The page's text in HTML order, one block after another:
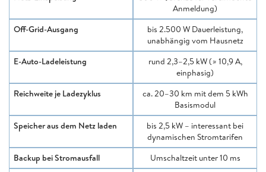
Anmeldung)
Off-Grid-Ausgang
bis 2.500 W Dauerleistung,
unabhängig vom Hausnetz
E-Auto-Ladeleistung
rund 2,3–2,5 kW (≈ 10,9 A,
einphasig)
Reichweite je Ladezyklus
ca. 20–30 km mit dem 5 kWh
Basismodul
Speicher aus dem Netz laden
bis 2,5 kW – interessant bei
dynamischen Stromtarifen
Backup bei Stromausfall
Umschaltzeit unter 10 ms